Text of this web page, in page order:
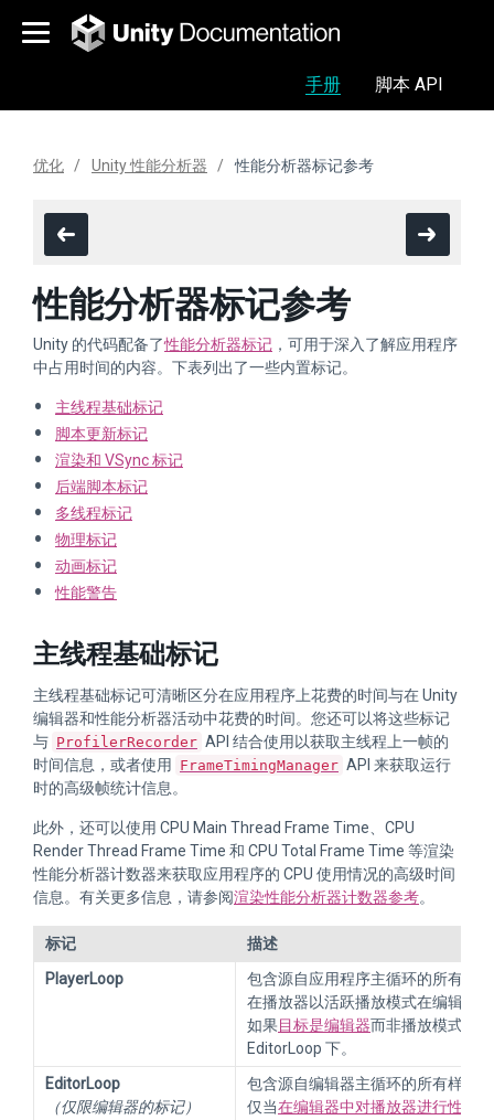
手册 脚本 API
优化 Unity 性能分析器 性能分析器标记参考
性能分析器标记参考
Unity 的代码配备了性能分析器标记 ，可用于深入了解应用程序
中占用时间的内容。下表列出了一些内置标记。
主线程基础标记
脚本更新标记
渲染和 VSync 标记
后端脚本标记
多线程标记
物理标记
动画标记
性能警告
主线程基础标记
主线程基础标记可清晰区分在应用程序上花费的时间与在 Unity
编辑器和性能分析器活动中花费的时间。您还可以将这些标记
与 ProfilerRecorder API 结合使用以获取主线程上一帧的
时间信息，或者使用
FrameTimingManager API 来获取运行
时的高级帧统计信息。
此外，还可以使用 CPU Main Thread Frame Time、CPU
Render Thread Frame Time 和 CPU Total Frame Time 等渲染
性能分析器计数器来获取应用程序的 CPU 使用情况的高级时间
信息。有关更多信息，请参阅渲染性能分析器计数器参考。
标记
描述
PlayerLoop
包含源自应用程序主循环的所有样
在播放器以活跃播放模式在编辑器
如果目标是编辑器而非播放模式，
EditorLoop 下。
EditorLoop
（仅限编辑器的标记）
包含源自编辑器主循环的所有样本。
仅当在编辑器中对播放器进行性能